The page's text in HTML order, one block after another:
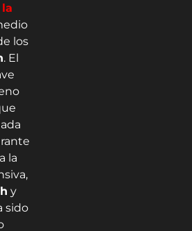
los
. El
la
y
sido